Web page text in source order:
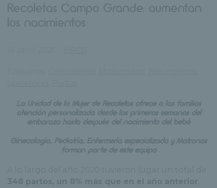
Recoletas Campo Grande: aumentan
los nacimientos
La Unidad de la Mujer de Recoletas ofrece a las familias
atención personalizada desde las primeras semanas del
embarazo hasta después del nacimiento del bebé
Ginecología, Pediatría, Enfermería especializada y Matronas
forman parte de este equipo
A lo largo del año 2020 tuvieron lugar un total de
348 partos, un 8% más que en el año anterior